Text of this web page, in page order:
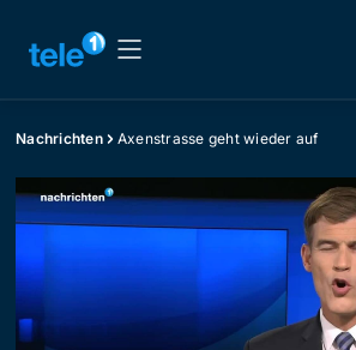
Nachrichten Axenstrasse geht wieder auf